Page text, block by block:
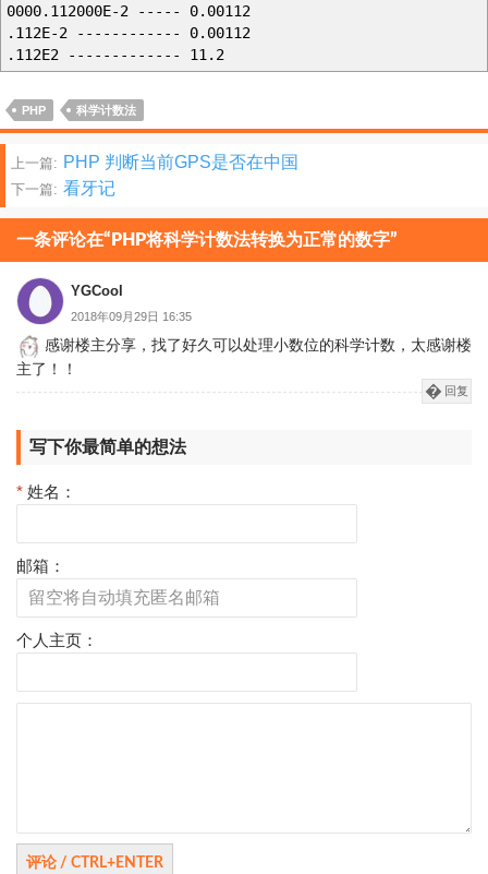
0000.112000E-2 ----- 0.00112
.112E-2 ------------ 0.00112
.112E2 ------------- 11.2
PHP 科学计数法
文
章
分
页
上一篇: PHP 判断当前GPS是否在中国
下一篇: 看牙记
一条评论在“PHP将科学计数法转换为正常的数字”
YGCool
2018年09月29日 16:35
感谢楼主分享，找了好久可以处理小数位的科学计数，太感谢楼
主了！！
回复
写下你最简单的想法
* 姓名：
邮箱：
个人主页：